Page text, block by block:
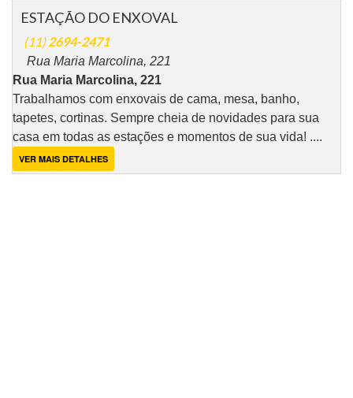
ESTAÇÃO DO ENXOVAL
(11)2694-2471
Rua Maria Marcolina, 221
Rua Maria Marcolina, 221
Trabalhamos com enxovais de cama, mesa, banho,
tapetes, cortinas. Sempre cheia de novidades para sua
casa em todas as estações e momentos de sua vida! ....
VER MAIS DETALHES